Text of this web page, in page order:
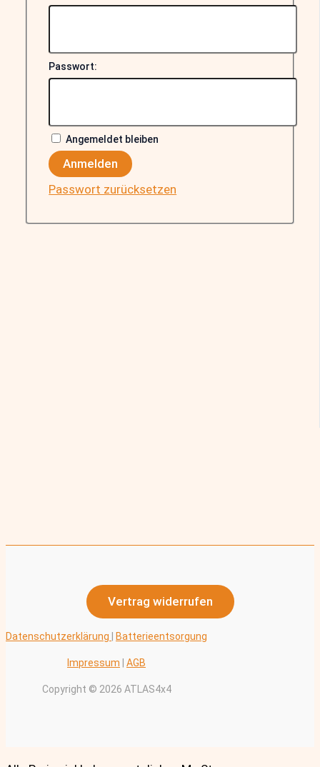
Passwort:
Angemeldet bleiben
Anmelden
Passwort zurücksetzen
Vertrag widerrufen
Datenschutzerklärung Batterieentsorgung
Impressum AGB
Copyright © 2026 ATLAS4x4